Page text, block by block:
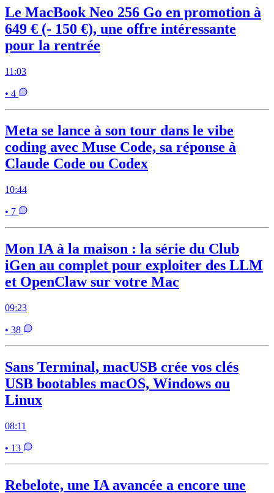
Le MacBook Neo 256 Go en promotion à
649 € (- 150 €), une offre intéressante
pour la rentrée
11:03
• 4
Meta se lance à son tour dans le vibe
coding avec Muse Code, sa réponse à
Claude Code ou Codex
10:44
• 7
Mon IA à la maison : la série du Club
iGen au complet pour exploiter des LLM
et OpenClaw sur votre Mac
09:23
• 38
Sans Terminal, macUSB crée vos clés
USB bootables macOS, Windows ou
Linux
08:11
• 13
Rebelote, une IA avancée a encore une